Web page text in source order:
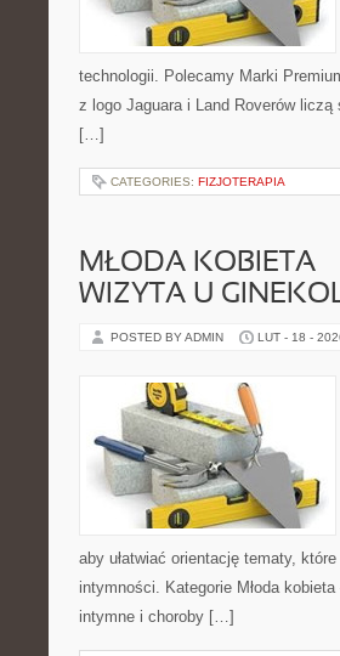
technologii. Polecamy Marki
z logo Jaguara i Land Roverów
[…]
CATEGORIES: FIZJOTERAPIA
MŁODA KOBIETA
WIZYTA U
POSTED BY ADMIN LUT - 18 -
aby ułatwiać orientację tematy,
intymności. Kategorie Młoda
intymne i choroby […]